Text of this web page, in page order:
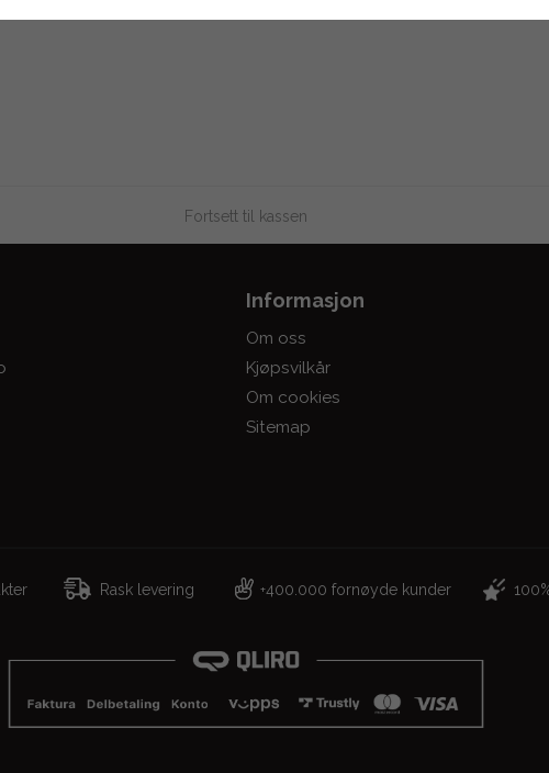
Fortsett til kassen
Informasjon
Om oss
Kjøpsvilkår
Om cookies
Sitemap
Rask levering +400.000 fornøyde kunder